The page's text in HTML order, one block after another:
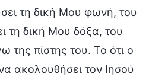
τη δική Μου φωνή, του
τη δική Μου δόξα, του
της πίστης του. Το ότι ο
ακολουθήσει τον Ιησού